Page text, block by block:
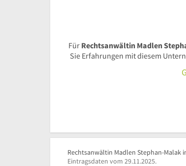
Für Rechtsanwältin Madlen
Sie Erfahrungen mit diesem
Rechtsanwältin Madlen Stephan-Malak
Eintragsdaten vom 29.11.2025.